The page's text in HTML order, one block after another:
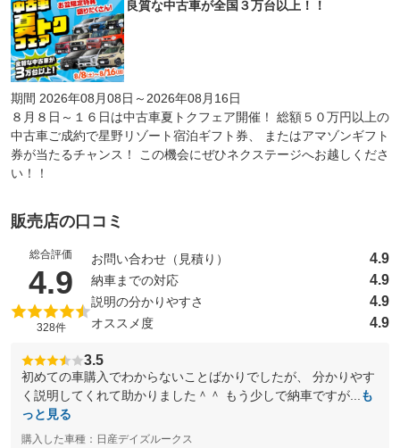
良質な中古車が全国３万台以上！！
期間 2026年08月08日～2026年08月16日
８月８日～１６日は中古車夏トクフェア開催！ 総額５０万円以上の
中古車ご成約で星野リゾート宿泊ギフト券、 またはアマゾンギフト
券が当たるチャンス！ この機会にぜひネクステージへお越しくださ
い！！
販売店の口コミ
総合評価
4.9 （5点満点中）
328件
お問い合わせ（見積り） 4.9
納車までの対応 4.9
説明の分かりやすさ 4.9
オススメ度 4.9
3.5
初めての車購入でわからないことばかりでしたが、 分かりやす
く説明してくれて助かりました＾＾ もう少しで納車ですが...
も
っと見る
購入した車種：日産デイズルークス